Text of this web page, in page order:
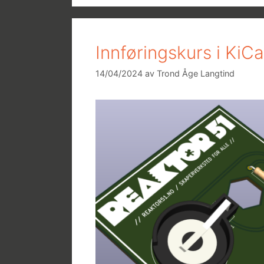
Innføringskurs i
14/04/2024 av Trond Åge Langtind